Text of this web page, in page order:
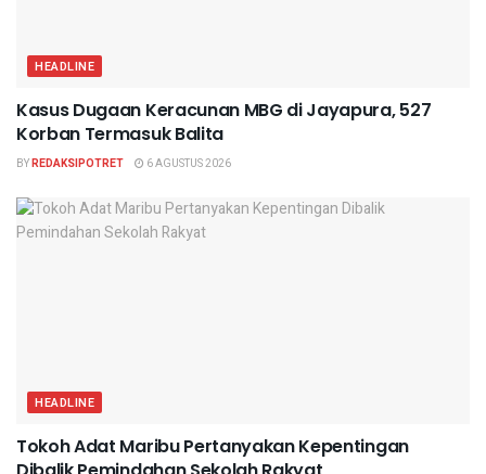
HEADLINE
Kasus Dugaan Keracunan MBG di Jayapura, 527
Korban Termasuk Balita
BYREDAKSIPOTRET 6 AGUSTUS 2026
HEADLINE
Tokoh Adat Maribu Pertanyakan Kepentingan